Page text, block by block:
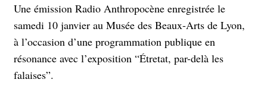
Une émission Radio Anthropocène enregistrée le
samedi 10 janvier au Musée des Beaux-Arts de Lyon,
à l’occasion d’une programmation publique en
résonance avec l’exposition “Étretat, par-delà les
falaises”.